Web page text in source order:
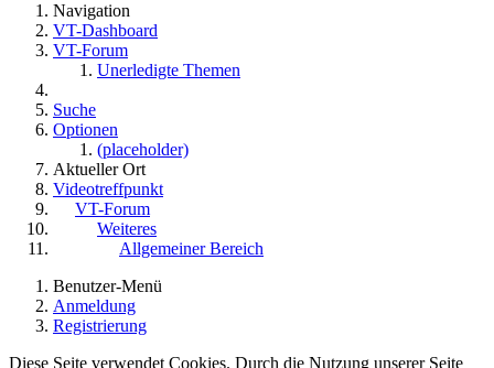
Navigation
VT-Dashboard
VT-Forum
Unerledigte Themen
Suche
Optionen
(placeholder)
Aktueller Ort
Videotreffpunkt
VT-Forum
Weiteres
Allgemeiner Bereich
Benutzer-Menü
Anmeldung
Registrierung
Diese Seite verwendet Cookies. Durch die Nutzung unserer Seite